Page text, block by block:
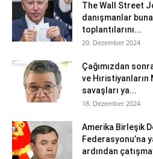
The Wall Street
danışmanlar
toplantılarını...
20. Dezember 2024
Çağımızdan
ve Hıristiyanların
savaşları ya...
18. Dezember 2024
Amerika Birleşik
Federasyonu’na
ardından